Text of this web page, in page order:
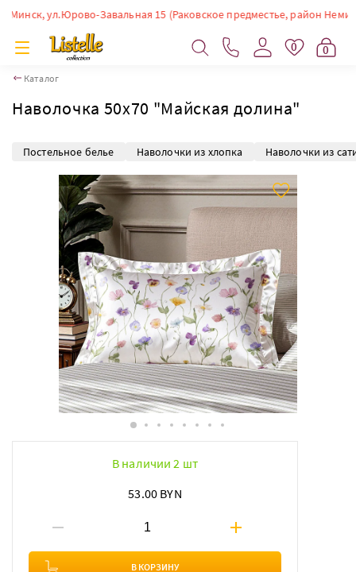
ул.Юрово-Завальная 15 (Раковское предместье, район Немиги).
0 0
Каталог
Наволочка 50х70 "Майская долина"
Постельное белье Наволочки из хлопка Наволочки из
В наличии 2 шт
53.00 BYN
В КОРЗИНУ